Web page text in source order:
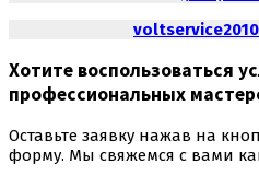
Хотите воспользоваться
профессиональных
Оставьте заявку нажав на
форму. Мы свяжемся с вами